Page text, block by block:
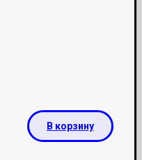
В корзину